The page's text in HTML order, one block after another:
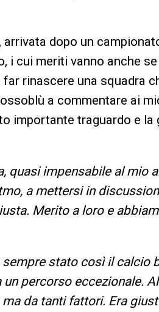
dopo un
i cui meriti vanno anche se
rinascere una squadra
a commentare ai
importante traguardo e la
quasi impensabile al mio
a mettersi in
Merito a loro e
sempre stato così il calcio
percorso eccezionale.
da tanti fattori. Era